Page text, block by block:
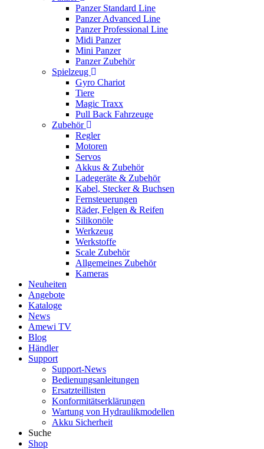
Panzer Standard Line
Panzer Advanced Line
Panzer Professional Line
Midi Panzer
Mini Panzer
Panzer Zubehör
Spielzeug
Gyro Chariot
Tiere
Magic Traxx
Pull Back Fahrzeuge
Zubehör
Regler
Motoren
Servos
Akkus & Zubehör
Ladegeräte & Zubehör
Kabel, Stecker & Buchsen
Fernsteuerungen
Räder, Felgen & Reifen
Silikonöle
Werkzeug
Werkstoffe
Scale Zubehör
Allgemeines Zubehör
Kameras
Neuheiten
Angebote
Kataloge
News
Amewi TV
Blog
Händler
Support
Support-News
Bedienungsanleitungen
Ersatzteillisten
Konformitätserklärungen
Wartung von Hydraulikmodellen
Akku Sicherheit
Suche
Shop